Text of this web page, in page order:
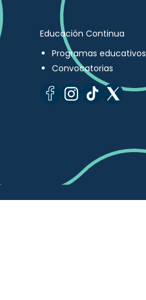
Educación Continua
Programas educativos
Convocatorias